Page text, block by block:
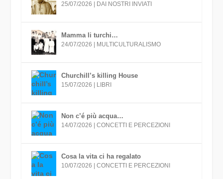
25/07/2026 DAI NOSTRI INVIATI
Mamma li turchi…
24/07/2026 MULTICULTURALISMO
Churchill’s killing House
15/07/2026 LIBRI
Non c’é più acqua…
14/07/2026 CONCETTI E PERCEZIONI
Cosa la vita ci ha regalato
10/07/2026 CONCETTI E PERCEZIONI